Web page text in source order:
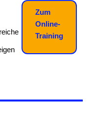
Zum
Online-
Training